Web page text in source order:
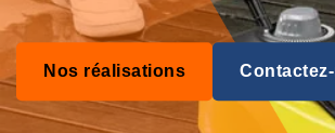
Nos réalisations